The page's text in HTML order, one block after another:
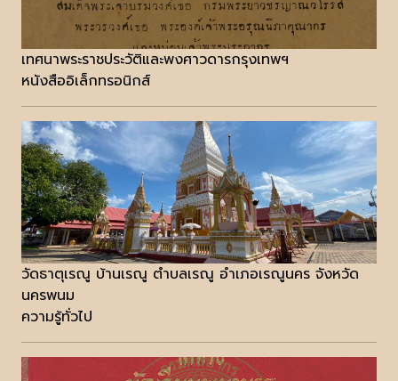
เทศนาพระราชประวัติและพงศาวดารกรุงเทพฯ
หนังสืออิเล็กทรอนิกส์
วัดธาตุเรณู บ้านเรณู ตำบลเรณู อำเภอเรณูนคร จังหวัด
นครพนม
ความรู้ทั่วไป